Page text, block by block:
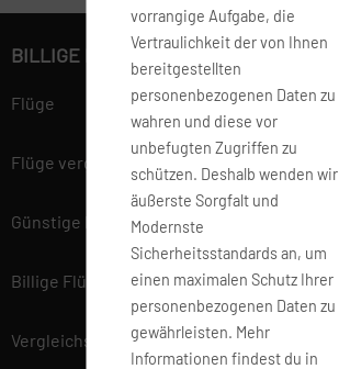
vorrangige Aufgabe, die
Vertraulichkeit der von Ihnen
bereitgestellten
personenbezogenen Daten zu
wahren und diese vor
unbefugten Zugriffen zu
schützen. Deshalb wenden wir
äußerste Sorgfalt und
Modernste
Sicherheitsstandards an, um
einen maximalen Schutz Ihrer
personenbezogenen Daten zu
gewährleisten. Mehr
Informationen findest du in
BILLIGE FLÜGE BUCHEN
Flüge
Flüge vergleichen
Günstige Flüge
Billige Flüge
Vergleichsportal